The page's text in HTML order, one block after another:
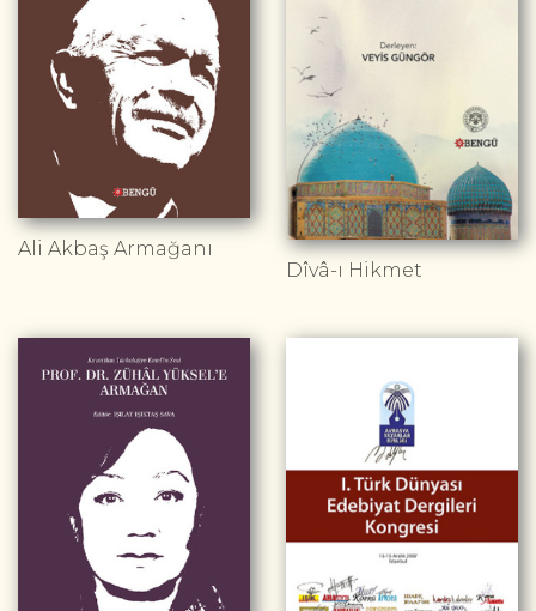
Ali Akbaş Armağanı
Dîvâ-ı Hikmet